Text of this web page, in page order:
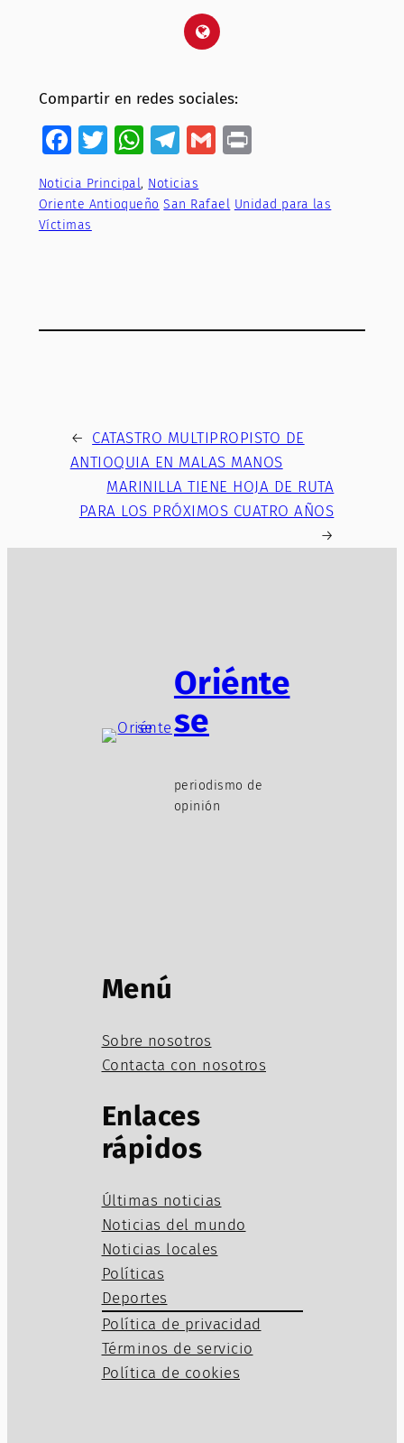
Compartir en redes sociales:
Facebook
Twitter
WhatsApp
Telegram
GmailPrint
Noticia Principal, Noticias
Oriente Antioqueño San Rafael Unidad para las
Víctimas
← CATASTRO MULTIPROPISTO DE
ANTIOQUIA EN MALAS MANOS
MARINILLA TIENE HOJA DE RUTA
PARA LOS PRÓXIMOS CUATRO AÑOS
→
Oriénte
se
periodismo de
opinión
Menú
Sobre nosotros
Contacta con nosotros
Enlaces
rápidos
Últimas noticias
Noticias del mundo
Noticias locales
Políticas
Deportes
Política de privacidad
Términos de servicio
Política de cookies